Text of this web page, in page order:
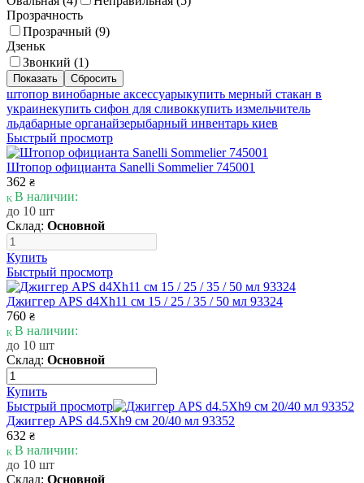
Прозрачность
Прозрачный (9)
Дзеньк
Звонкий (1)
штопор винобарные аксессуарыкупить мерный стакан в
украинекупить сифон для сливоккупить измельчитель
льдабарные органайзерыбарный инвентарь киев
Быстрый просмотр
Штопор официанта Sanelli Sommelier 745001
362 ₴
В наличии:
до 10 шт
Склад: Основной
Купить
Быстрый просмотр
Джиггер APS d4Xh11 см 15 / 25 / 35 / 50 мл 93324
760 ₴
В наличии:
до 10 шт
Склад: Основной
Купить
Быстрый просмотр
Джиггер APS d4.5Xh9 см 20/40 мл 93352
632 ₴
В наличии:
до 10 шт
Склад: Основной